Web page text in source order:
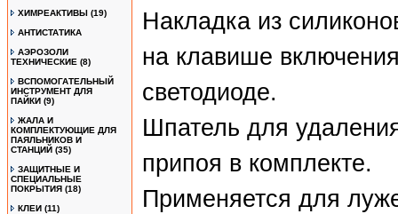
ХИМРЕАКТИВЫ (19)
АНТИСТАТИКА
АЭРОЗОЛИ
ТЕХНИЧЕСКИЕ (8)
ВСПОМОГАТЕЛЬНЫЙ
ИНСТРУМЕНТ ДЛЯ
ПАЙКИ (9)
ЖАЛА И
КОМПЛЕКТУЮЩИЕ ДЛЯ
ПАЯЛЬНИКОВ И
СТАНЦИЙ (35)
ЗАЩИТНЫЕ И
СПЕЦИАЛЬНЫЕ
ПОКРЫТИЯ (18)
КЛЕИ (11)
Накладка из
на клавише
светодиоде.
Шпатель для
припоя в комплекте.
Применяется для